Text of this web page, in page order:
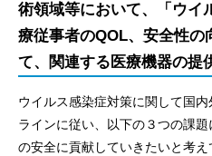
術領域等において、「ウイ
療従事者のQOL、安全性の
て、関連する医療機器の提
ウイルス感染症対策に関して国
ラインに従い、以下の３つの課
の安全に貢献していきたいと考え